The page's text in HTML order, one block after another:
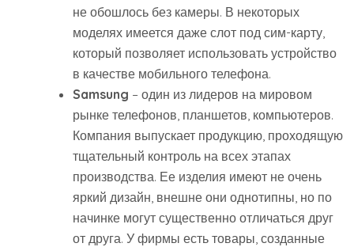
не обошлось без камеры. В некоторых
моделях имеется даже слот под сим-карту,
который позволяет использовать устройство
в качестве мобильного телефона.
Samsung – один из лидеров на мировом
рынке телефонов, планшетов, компьютеров.
Компания выпускает продукцию, проходящую
тщательный контроль на всех этапах
производства. Ее изделия имеют не очень
яркий дизайн, внешне они однотипны, но по
начинке могут существенно отличаться друг
от друга. У фирмы есть товары, созданные